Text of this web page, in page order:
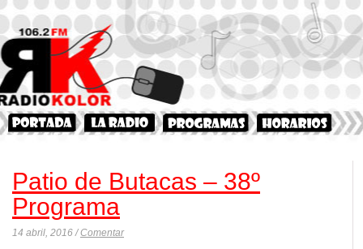
Patio de Butacas – 38º
Programa
14 abril, 2016 /Comentar